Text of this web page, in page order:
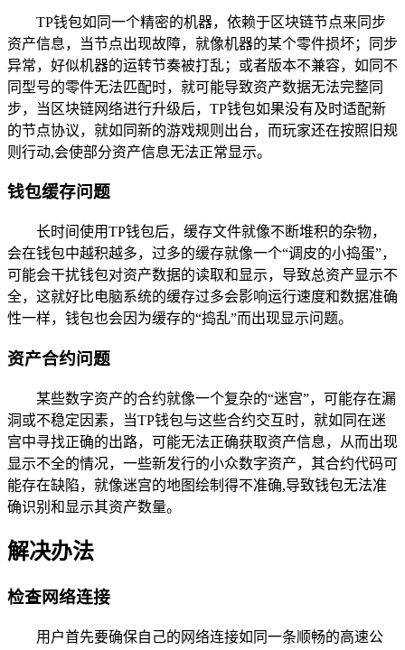
TP钱包如同一个精密的机器，依赖于区块链节点来同步
资产信息，当节点出现故障，就像机器的某个零件损坏；同步
异常，好似机器的运转节奏被打乱；或者版本不兼容，如同不
同型号的零件无法匹配时，就可能导致资产数据无法完整同
步，当区块链网络进行升级后，TP钱包如果没有及时适配新
的节点协议，就如同新的游戏规则出台，而玩家还在按照旧规
则行动,会使部分资产信息无法正常显示。
钱包缓存问题
长时间使用TP钱包后，缓存文件就像不断堆积的杂物，
会在钱包中越积越多，过多的缓存就像一个“调皮的小捣蛋”，
可能会干扰钱包对资产数据的读取和显示，导致总资产显示不
全，这就好比电脑系统的缓存过多会影响运行速度和数据准确
性一样，钱包也会因为缓存的“捣乱”而出现显示问题。
资产合约问题
某些数字资产的合约就像一个复杂的“迷宫”，可能存在漏
洞或不稳定因素，当TP钱包与这些合约交互时，就如同在迷
宫中寻找正确的出路，可能无法正确获取资产信息，从而出现
显示不全的情况，一些新发行的小众数字资产，其合约代码可
能存在缺陷，就像迷宫的地图绘制得不准确,导致钱包无法准
确识别和显示其资产数量。
解决办法
检查网络连接
用户首先要确保自己的网络连接如同一条顺畅的高速公